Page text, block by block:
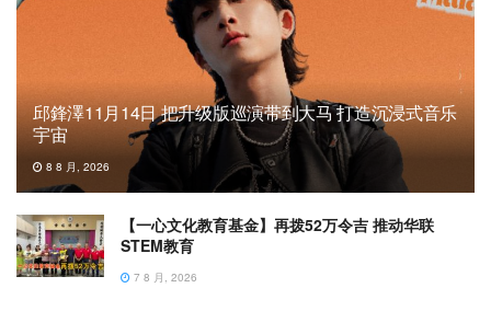
邱鋒澤11月14日 把升级版巡演带到大马 打造沉浸式音乐
宇宙
8 8 月, 2026
【一心文化教育基金】再拨52万令吉 推动华联
STEM教育
7 8 月, 2026